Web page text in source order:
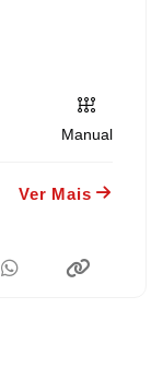
Manual
Ver Mais